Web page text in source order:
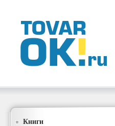
Книги